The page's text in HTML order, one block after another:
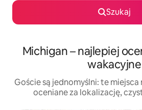
Szukaj
Michigan – najlepiej
wakacyjne
Goście są jednomyślni: te
oceniane za lokalizację,